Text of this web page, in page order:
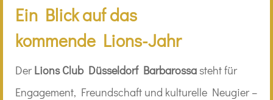
Ein Blick auf das
kommende Lions-Jahr
Der Lions Club Düsseldorf Barbarossa steht für
Engagement, Freundschaft und kulturelle Neugier –